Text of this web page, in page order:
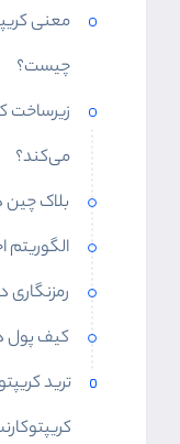
چیست؟
زیرساخت
می‌کند؟
بلاک
الگوریتم
کیف پول
ترید